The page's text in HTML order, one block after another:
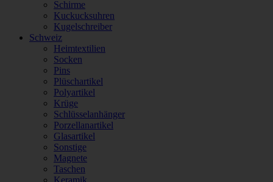
Schirme
Kuckucksuhren
Kugelschreiber
Schweiz
Heimtextilien
Socken
Pins
Plüschartikel
Polyartikel
Krüge
Schlüsselanhänger
Porzellanartikel
Glasartikel
Sonstige
Magnete
Taschen
Keramik